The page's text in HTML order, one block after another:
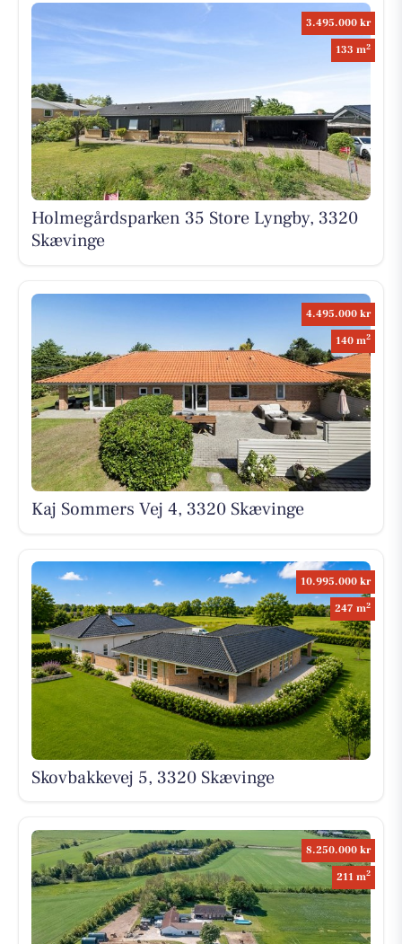
3.495.000 kr
133 m2
Holmegårdsparken 35 Store Lyngby, 3320
Skævinge
4.495.000 kr
140 m2
Kaj Sommers Vej 4, 3320 Skævinge
10.995.000 kr
247 m2
Skovbakkevej 5, 3320 Skævinge
8.250.000 kr
211 m2